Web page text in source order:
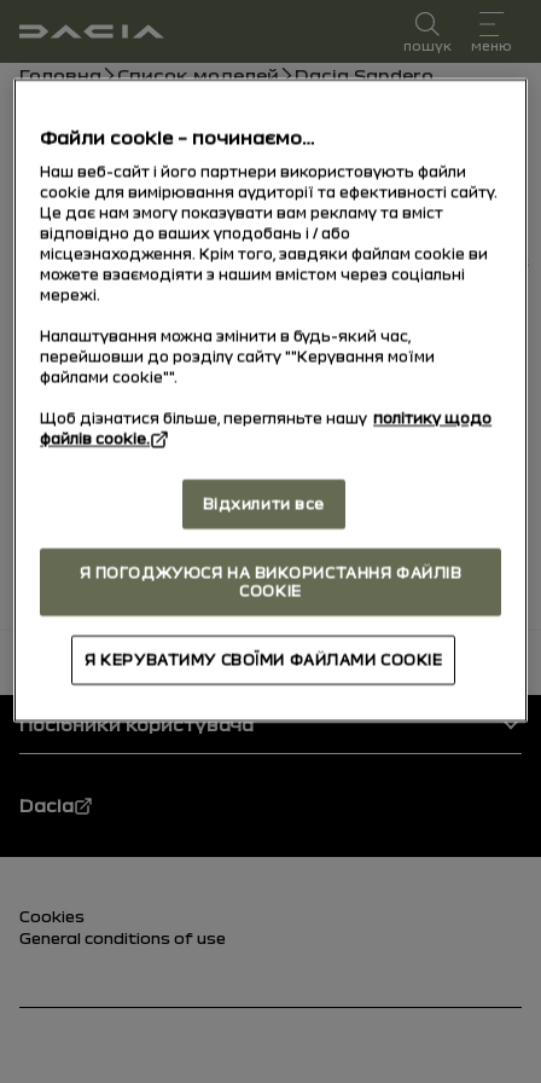
посібник користувача
пошук меню
Хлібні крихти
Головна Список моделей Dacia Sandero
Dacia Sandero
15/10/2025до сьогодні
Дізнатися більшеРучнеСвітлові попередженняПосібник PDFПошук
Пошук
Немає результатів
повернутися до початку
Нижня частина сторінки
Посібники користувача
Dacia
Нижня частина сторінки (нижня)
Cookies
General conditions of use
Файли cookie – починаємо…
Наш веб-сайт і його партнери використовують файли
cookie для вимірювання аудиторії та ефективності сайту.
Це дає нам змогу показувати вам рекламу та вміст
відповідно до ваших уподобань і / або
місцезнаходження. Крім того, завдяки файлам cookie ви
можете взаємодіяти з нашим вмістом через соціальні
мережі.
Налаштування можна змінити в будь-який час,
перейшовши до розділу сайту ""Керування моїми
файлами cookie"".
Щоб дізнатися більше, перегляньте нашу політику щодо
файлів cookie.
Відхилити все
Я ПОГОДЖУЮСЯ НА ВИКОРИСТАННЯ ФАЙЛІВ
COOKIE
Я КЕРУВАТИМУ СВОЇМИ ФАЙЛАМИ COOKIE